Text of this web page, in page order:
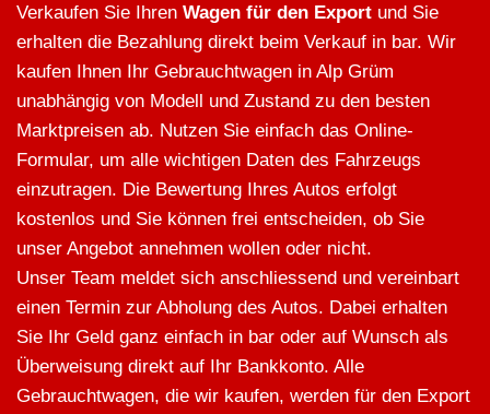
Verkaufen Sie Ihren Wagen für den Export und Sie
erhalten die Bezahlung direkt beim Verkauf in bar. Wir
kaufen Ihnen Ihr Gebrauchtwagen in Alp Grüm
unabhängig von Modell und Zustand zu den besten
Marktpreisen ab. Nutzen Sie einfach das Online-
Formular, um alle wichtigen Daten des Fahrzeugs
einzutragen. Die Bewertung Ihres Autos erfolgt
kostenlos und Sie können frei entscheiden, ob Sie
unser Angebot annehmen wollen oder nicht.
Unser Team meldet sich anschliessend und vereinbart
einen Termin zur Abholung des Autos. Dabei erhalten
Sie Ihr Geld ganz einfach in bar oder auf Wunsch als
Überweisung direkt auf Ihr Bankkonto. Alle
Gebrauchtwagen, die wir kaufen, werden für den Export